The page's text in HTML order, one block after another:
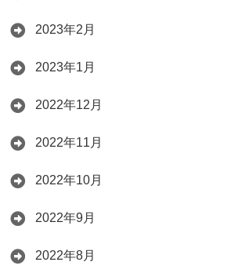
2023年2月
2023年1月
2022年12月
2022年11月
2022年10月
2022年9月
2022年8月